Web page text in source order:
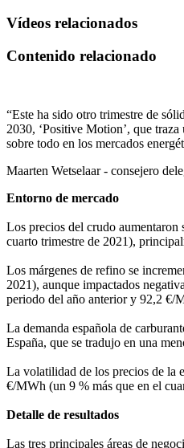
Vídeos relacionados
Contenido relacionado
“Este ha sido otro trimestre de
2030, ‘Positive Motion’, que
sobre todo en los mercados
Maarten Wetselaar - consejero
Entorno de mercado
Los precios del crudo
cuarto trimestre de 2021),
Los márgenes de refino se
2021), aunque impactados
periodo del año anterior y 92,2 €/
La demanda española de
España, que se tradujo en una
La volatilidad de los precios de la
€/MWh (un 9 % más que en el
Detalle de resultados
Las tres principales áreas de